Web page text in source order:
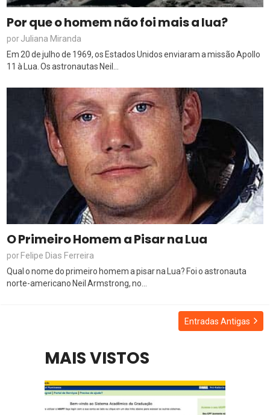
Por que o homem não foi mais a lua?
porJuliana Miranda
Em 20 de julho de 1969, os Estados Unidos enviaram a missão Apollo
11 à Lua. Os astronautas Neil...
O Primeiro Homem a Pisar na Lua
porFelipe Dias Ferreira
Qual o nome do primeiro homem a pisar na Lua? Foi o astronauta
norte-americano Neil Armstrong, no...
Entradas Antigas
MAIS VISTOS